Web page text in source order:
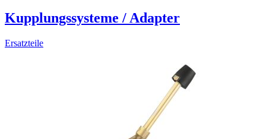
Kupplungssysteme / Adapter
Ersatzteile